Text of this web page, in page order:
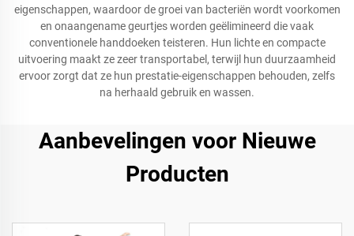
eigenschappen, waardoor de groei van bacteriën wordt voorkomen
en onaangename geurtjes worden geëlimineerd die vaak
conventionele handdoeken teisteren. Hun lichte en compacte
uitvoering maakt ze zeer transportabel, terwijl hun duurzaamheid
ervoor zorgt dat ze hun prestatie-eigenschappen behouden, zelfs
na herhaald gebruik en wassen.
Aanbevelingen voor Nieuwe
Producten